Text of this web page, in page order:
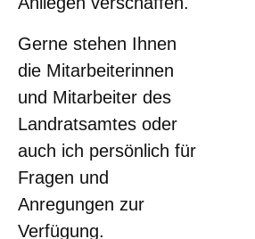
Gerne stehen Ihnen
die Mitarbeiterinnen
und Mitarbeiter des
Landratsamtes oder
auch ich persönlich für
Fragen und
Anregungen zur
Verfügung.